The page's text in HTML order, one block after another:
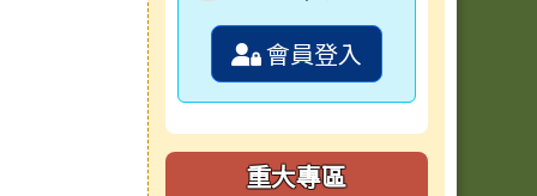
會員登入
重大專區